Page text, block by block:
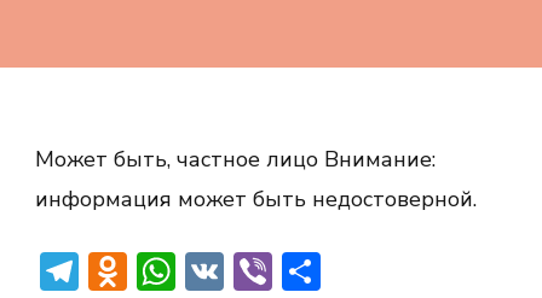
Может быть, частное лицо Внимание:
информация может быть недостоверной.
Telegram
Odnoklassniki
WhatsApp
VKViber